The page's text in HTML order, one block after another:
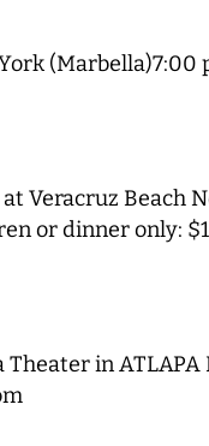
(Marbella)7:00
Veracruz Beach
or dinner only:
in